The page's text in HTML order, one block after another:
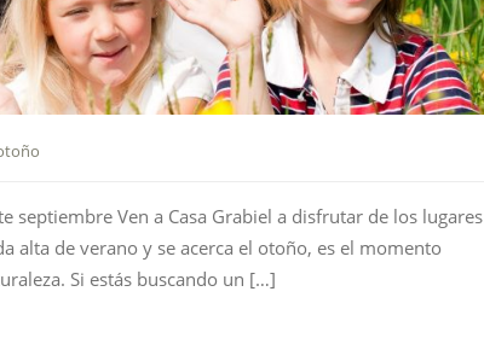
septiembre Ven a Casa Grabiel a disfrutar de los lugares
alta de verano y se acerca el otoño, es el momento
Si estás buscando un […]